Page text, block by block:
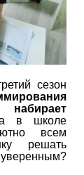
сезон
набирает
в школе
всем
решать